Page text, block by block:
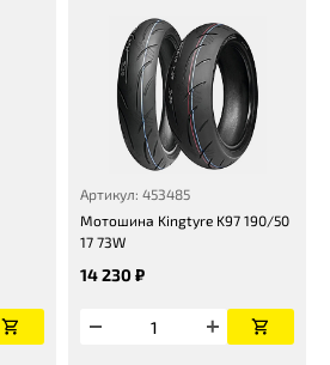
Артикул: 453485
Мотошина Kingtyre K97 190/50
17 73W
14 230 ₽